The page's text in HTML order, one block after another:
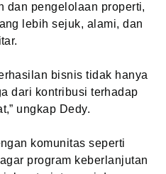
dan pengelolaan properti,
lebih sejuk, alami, dan
bisnis tidak hanya
dari kontribusi terhadap
ungkap Dedy.
komunitas seperti
program keberlanjutan